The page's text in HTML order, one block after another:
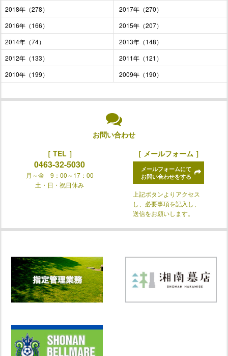
2018年（278）
2017年（270）
2016年（166）
2015年（207）
2014年（74）
2013年（148）
2012年（133）
2011年（121）
2010年（199）
2009年（190）
お問い合わせ
［ TEL ］
0463-32-5030
月～金 9：00～17：00
土・日・祝日休み
［ メールフォーム ］
メールフォームにて
お問い合わせをする
上記ボタンよりアクセス
し、必要事項を記入し、
送信をお願いします。